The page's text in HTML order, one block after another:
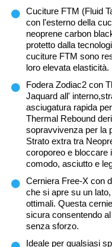
Cuciture FTM (Fluid
con l'esterno della
neoprene carbon
protetto dalla
cuciture FTM sono
loro elevata elasticità.
Fodera Zodiac2 con
Jaquard all'
asciugatura rapida
Thermal Rebound
sopravvivenza per la
Strato extra tra
coroporeo e bloccare
comodo, asciutto e
Cerniera Free-X con
che si apre su un
ottimali. Questa
sicura consentendo
senza sforzo.
Ideale per qualsiasi